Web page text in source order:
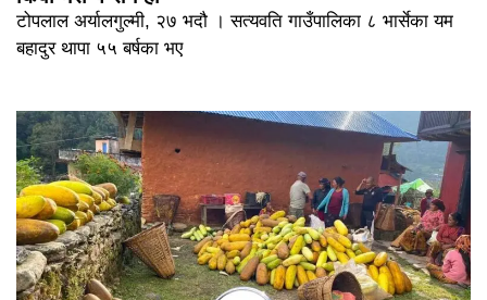
टोपलाल अर्यालगुल्मी, २७ भदौ । सत्यवति गाउँपालिका ८ भार्सेका यम
बहादुर थापा ५५ बर्षका भए